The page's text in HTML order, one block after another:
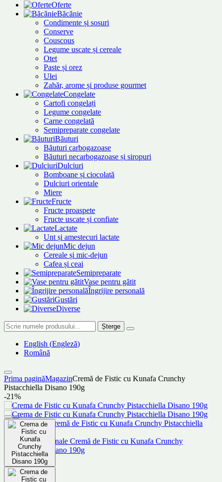
Oferte
Băcănie
Condimente și sosuri
Conserve
Couscous
Legume uscate și cereale
Otet
Paste și orez
Ulei
Zahăr, arome și produse gourmet
Congelate
Cartofi congelați
Legume congelate
Carne congelată
Semipreparate congelate
Băuturi
Băuturi carbogazoase
Băuturi necarbogazoase și siropuri
Dulciuri
Bomboane și ciocolată
Dulciuri orientale
Miere
Fructe
Fructe proaspete
Fructe uscate și confiate
Lactate
Unt și amestecuri lactate
Mic dejun
Cereale și mic-dejun
Cafea și ceai
Semipreparate
Vase pentru gătit
Îngrijire personală
Gustări
Diverse
Șterge
English (Engleză)
Română
Prima paginăMagazinCremă de Fistic cu Kunafa Crunchy
Pistacchiella Disano 190g
-21%